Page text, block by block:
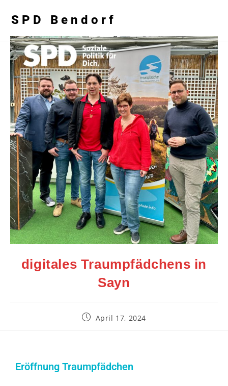
SPD Bendorf
digitales Traumpfädchens in
Sayn
April 17, 2024
Eröffnung Traumpfädchen